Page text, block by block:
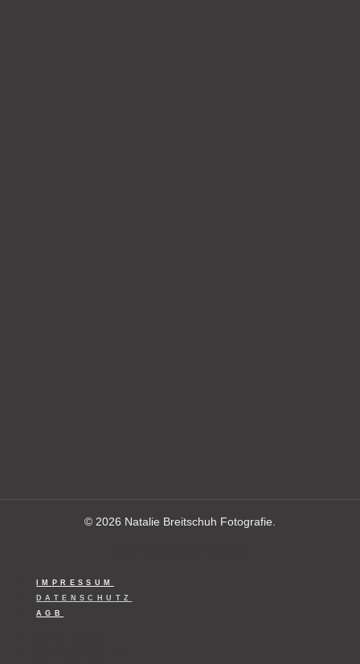
© 2026 Natalie Breitschuh Fotografie.
IMPRESSUM
DATENSCHUTZ
AGB